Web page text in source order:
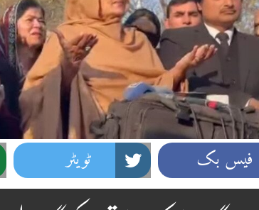
فیس بک ٹویٹر